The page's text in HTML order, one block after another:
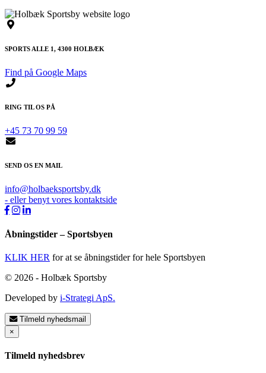
SPORTS ALLE 1, 4300 HOLBÆK
Find på Google Maps
RING TIL OS PÅ
+45 73 70 99 59
SEND OS EN MAIL
info@holbaeksportsby.dk
- eller benyt vores kontaktside
Åbningstider – Sportsbyen
KLIK HER for at se åbningstider for hele Sportsbyen
© 2026 - Holbæk Sportsby
Developed by i-Strategi ApS.
Tilmeld nyhedsmail
×
Tilmeld nyhedsbrev